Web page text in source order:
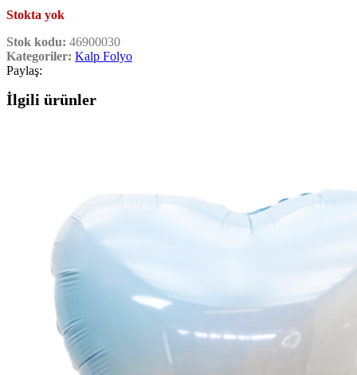
Stokta yok
Stok kodu: 46900030
Kategoriler: Kalp Folyo
Paylaş:
İlgili ürünler